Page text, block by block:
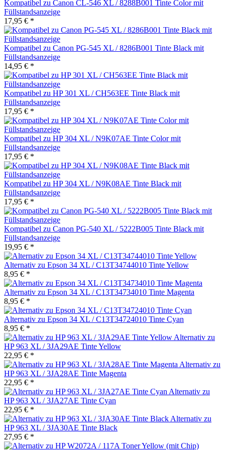
Kompatibel zu Canon CL-546 XL / 8288B001 Tinte Color mit
Füllstandsanzeige
17,95 € *
Kompatibel zu Canon PG-545 XL / 8286B001 Tinte Black mit
Füllstandsanzeige
14,95 € *
Kompatibel zu HP 301 XL / CH563EE Tinte Black mit
Füllstandsanzeige
17,95 € *
Kompatibel zu HP 304 XL / N9K07AE Tinte Color mit
Füllstandsanzeige
17,95 € *
Kompatibel zu HP 304 XL / N9K08AE Tinte Black mit
Füllstandsanzeige
17,95 € *
Kompatibel zu Canon PG-540 XL / 5222B005 Tinte Black mit
Füllstandsanzeige
19,95 € *
Alternativ zu Epson 34 XL / C13T34744010 Tinte Yellow
8,95 € *
Alternativ zu Epson 34 XL / C13T34734010 Tinte Magenta
8,95 € *
Alternativ zu Epson 34 XL / C13T34724010 Tinte Cyan
8,95 € *
Alternativ zu
HP 963 XL / 3JA29AE Tinte Yellow
22,95 € *
Alternativ zu
HP 963 XL / 3JA28AE Tinte Magenta
22,95 € *
Alternativ zu
HP 963 XL / 3JA27AE Tinte Cyan
22,95 € *
Alternativ zu
HP 963 XL / 3JA30AE Tinte Black
27,95 € *